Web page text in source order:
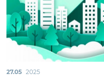
27.05 2025